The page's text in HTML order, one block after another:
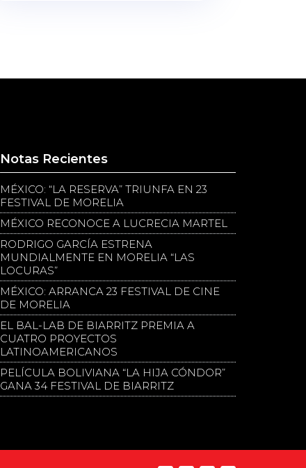
Notas Recientes
MÉXICO: “LA RESERVA” TRIUNFA EN 23
FESTIVAL DE MORELIA
MÉXICO RECONOCE A LUCRECIA MARTEL
RODRIGO GARCÍA ESTRENA
MUNDIALMENTE EN MORELIA “LAS
LOCURAS”
MÉXICO: ARRANCA 23 FESTIVAL DE CINE
DE MORELIA
EL BAL-LAB DE BIARRITZ PREMIA A
CUATRO PROYECTOS
LATINOAMERICANOS
PELÍCULA BOLIVIANA “LA HIJA CÓNDOR”
GANA 34 FESTIVAL DE BIARRITZ